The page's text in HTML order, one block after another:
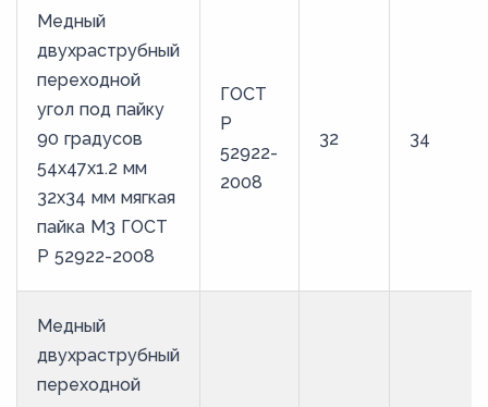
Медный
двухраструбный
переходной
угол под пайку
90 градусов
54х47х1.2 мм
32х34 мм мягкая
пайка М3 ГОСТ
Р 52922-2008
ГОСТ
Р
52922-
2008
32 34
Медный
двухраструбный
переходной